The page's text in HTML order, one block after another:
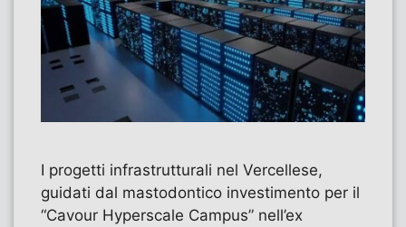
I progetti infrastrutturali nel Vercellese,
guidati dal mastodontico investimento per il
“Cavour Hyperscale Campus” nell’ex